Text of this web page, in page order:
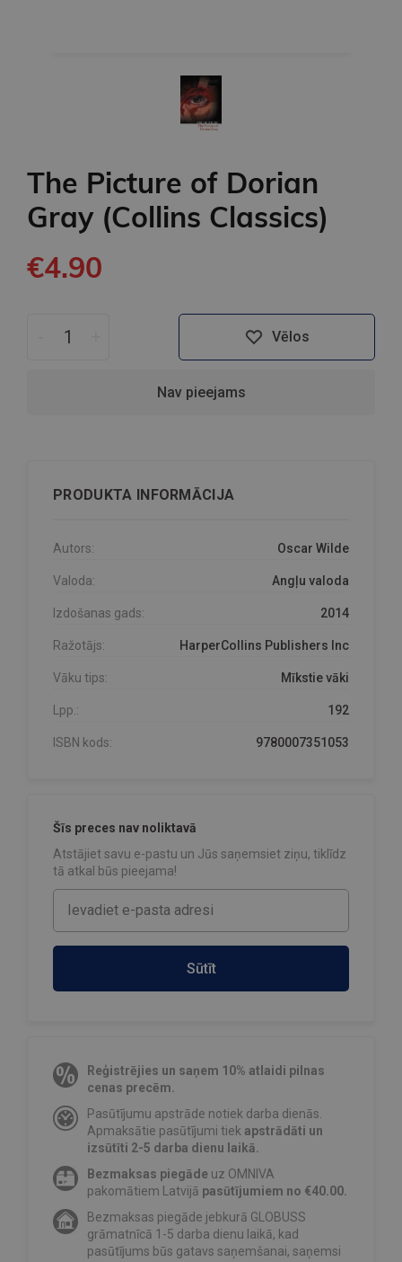
The Picture of Dorian
Gray (Collins Classics)
€4.90
Vēlos
Nav pieejams
PRODUKTA INFORMĀCIJA
Autors: Oscar Wilde
Valoda: Angļu valoda
Izdošanas gads: 2014
Ražotājs: HarperCollins Publishers Inc
Vāku tips: Mīkstie vāki
Lpp.: 192
ISBN kods: 9780007351053
Šīs preces nav noliktavā
Atstājiet savu e-pastu un Jūs saņemsiet ziņu, tiklīdz
tā atkal būs pieejama!
Sūtīt
Reģistrējies un saņem 10% atlaidi pilnas
cenas precēm.
Pasūtījumu apstrāde notiek darba dienās.
Apmaksātie pasūtījumi tiek apstrādāti un
izsūtīti 2-5 darba dienu laikā.
Bezmaksas piegāde uz OMNIVA
pakomātiem Latvijā pasūtījumiem no €40.00.
Bezmaksas piegāde jebkurā GLOBUSS
grāmatnīcā 1-5 darba dienu laikā, kad
pasūtījums būs gatavs saņemšanai, saņemsi